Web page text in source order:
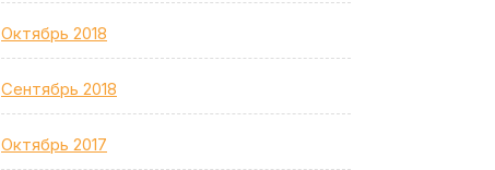
Октябрь 2018
Сентябрь 2018
Октябрь 2017